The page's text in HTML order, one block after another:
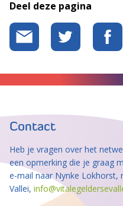
Deel deze pagina
Contact
Heb je vragen over het
een opmerking die je graag
e-mail naar Nynke Lokhorst,
Vallei,